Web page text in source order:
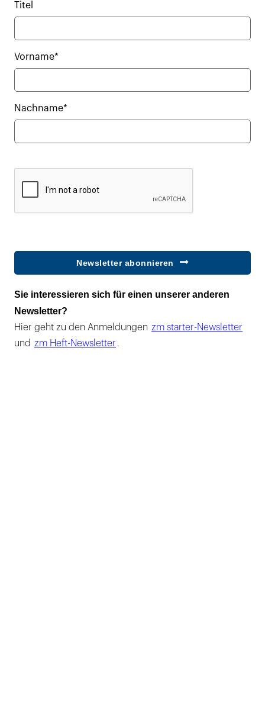
Titel
Vorname*
Nachname*
Newsletter abonnieren
Sie interessieren sich für einen unserer anderen
Newsletter?
Hier geht zu den Anmeldungen zm starter-Newsletter
und zm Heft-Newsletter .